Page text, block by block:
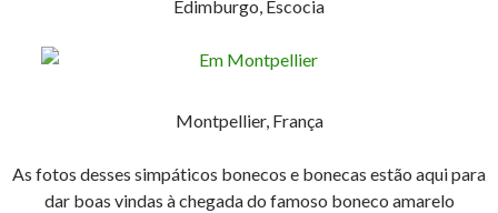
Edimburgo, Escocia
Montpellier, França
As fotos desses simpáticos bonecos e bonecas estão aqui para
dar boas vindas à chegada do famoso boneco amarelo